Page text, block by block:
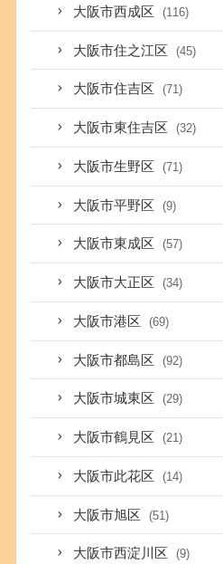
大阪市西成区 (116)
大阪市住之江区 (45)
大阪市住吉区 (71)
大阪市東住吉区 (32)
大阪市生野区 (71)
大阪市平野区 (9)
大阪市東成区 (57)
大阪市大正区 (34)
大阪市港区 (69)
大阪市都島区 (92)
大阪市城東区 (29)
大阪市鶴見区 (21)
大阪市此花区 (14)
大阪市旭区 (51)
大阪市西淀川区 (9)